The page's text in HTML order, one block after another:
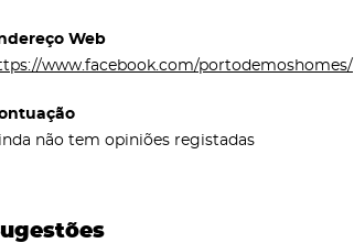
Web
www.facebook.com/portodemoshomes/
não tem opiniões registadas